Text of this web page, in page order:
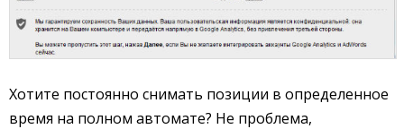
Хотите постоянно снимать позиции в определенное
время на полном автомате? Не проблема,